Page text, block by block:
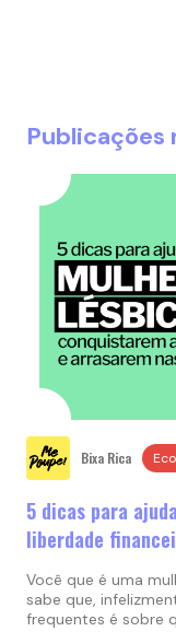
Publicações
Bixa Rica
5 dicas para
liberdade
Você que é uma
sabe que,
frequentes é sobre